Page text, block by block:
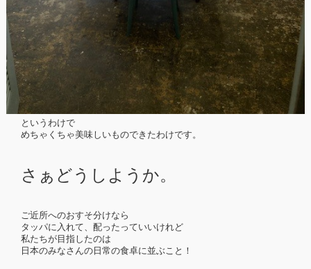
というわけで
めちゃくちゃ美味しいものできたわけです。
さぁどうしようか。
ご近所へのおすそ分けなら
タッパに入れて、配ったっていいけれど
私たちが目指したのは
日本のみなさんの日常の食卓に並ぶこと！